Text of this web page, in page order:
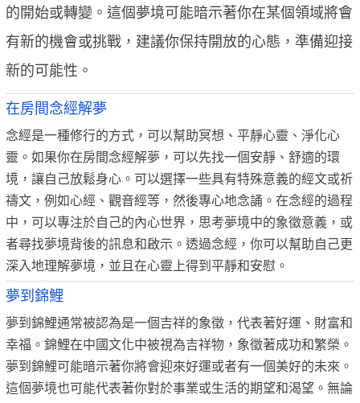
的開始或轉變。這個夢境可能暗示著你在某個領域將會
有新的機會或挑戰，建議你保持開放的心態，準備迎接
新的可能性。
在房間念經解夢
念經是一種修行的方式，可以幫助冥想、平靜心靈、淨化心
靈。如果你在房間念經解夢，可以先找一個安靜、舒適的環
境，讓自己放鬆身心。可以選擇一些具有特殊意義的經文或祈
禱文，例如心經、觀音經等，然後專心地念誦。在念經的過程
中，可以專注於自己的內心世界，思考夢境中的象徵意義，或
者尋找夢境背後的訊息和啟示。透過念經，你可以幫助自己更
深入地理解夢境，並且在心靈上得到平靜和安慰。
夢到錦鯉
夢到錦鯉通常被認為是一個吉祥的象徵，代表著好運、財富和
幸福。錦鯉在中國文化中被視為吉祥物，象徵著成功和繁榮。
夢到錦鯉可能暗示著你將會迎來好運或者有一個美好的未來。
這個夢境也可能代表著你對於事業或生活的期望和渴望。無論